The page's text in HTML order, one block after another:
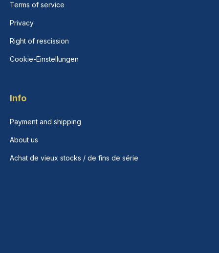
Terms of service
Privacy
Right of rescission
Cookie-Einstellungen
Info
Payment and shipping
About us
Achat de vieux stocks / de fins de série